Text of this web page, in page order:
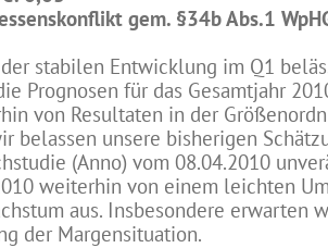
gem. §34b Abs.1
stabilen Entwicklung im Q1
Prognosen für das Gesamtjahr
von Resultaten in der
belassen unsere bisherigen
(Anno) vom 08.04.2010
weiterhin von einem leichten
aus. Insbesondere erwarten
der Margensituation.